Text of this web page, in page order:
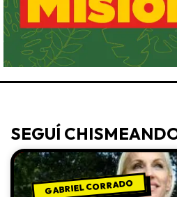
SEGUÍ
GABRIEL CORRADO